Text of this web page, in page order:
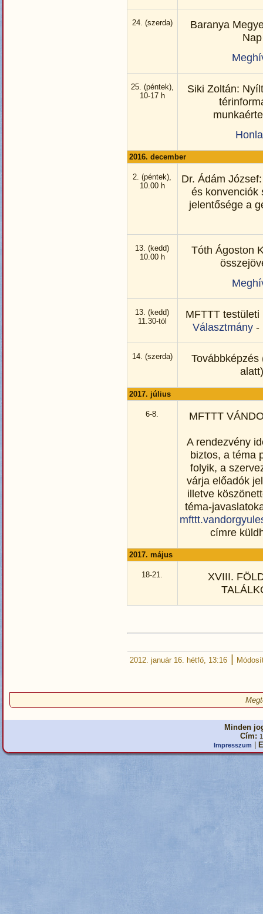
24. (szerda)
Baranya
Nap
25. (péntek),
10-17 h
Siki Zoltán:
2016. december
2. (péntek),
10.00 h
Dr. Ádám
és konvenciók
jelentősége a
13. (kedd)
10.00 h
Tóth Ágoston
13. (kedd)
11.30-tól
MFTTT
Választmány-
14. (szerda)
Továbbképzés
2017. július
6-8. MFTTT
A rendezvény
biztos, a téma
folyik, a
várja előadók
illetve
téma-
címre
2017. május
18-21.
XVIII.
2012. január 16. hétfő, 13:16 |
Minden
Cím:
Impresszum